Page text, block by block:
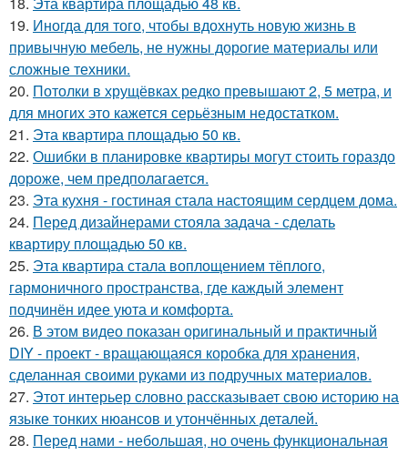
19. Иногда для того, чтобы вдохнуть новую жизнь в
привычную мебель, не нужны дорогие материалы или
сложные техники.
20. Потолки в хрущёвках редко превышают 2, 5 метра, и
для многих это кажется серьёзным недостатком.
21. Эта квартира площадью 50 кв.
22. Ошибки в планировке квартиры могут стоить гораздо
дороже, чем предполагается.
23. Эта кухня - гостиная стала настоящим сердцем дома.
24. Перед дизайнерами стояла задача - сделать
квартиру площадью 50 кв.
25. Эта квартира стала воплощением тёплого,
гармоничного пространства, где каждый элемент
подчинён идее уюта и комфорта.
26. В этом видео показан оригинальный и практичный
DIY - проект - вращающаяся коробка для хранения,
сделанная своими руками из подручных материалов.
27. Этот интерьер словно рассказывает свою историю на
языке тонких нюансов и утончённых деталей.
28. Перед нами - небольшая, но очень функциональная